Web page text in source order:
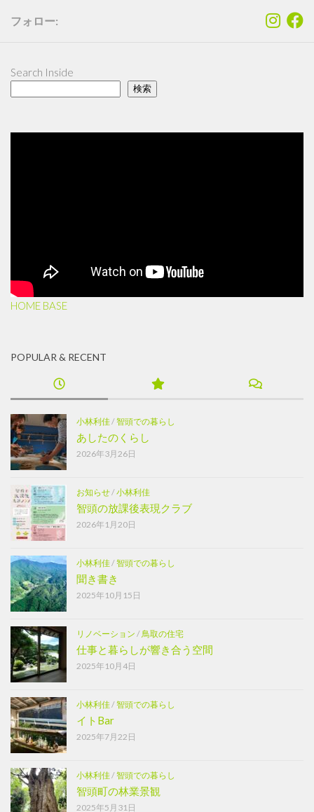
フォロー:
Search Inside
検索
HOME BASE
POPULAR & RECENT
小林利佳/智頭での暮らし
あしたのくらし
2026年3月26日
お知らせ/小林利佳
智頭の放課後表現クラブ
2026年1月20日
小林利佳/智頭での暮らし
聞き書き
2025年10月15日
リノベーション /鳥取の住宅
仕事と暮らしが響き合う空間
2025年10月4日
小林利佳/智頭での暮らし
イトBar
2025年7月22日
小林利佳/智頭での暮らし
智頭町の林業景観
2025年5月31日